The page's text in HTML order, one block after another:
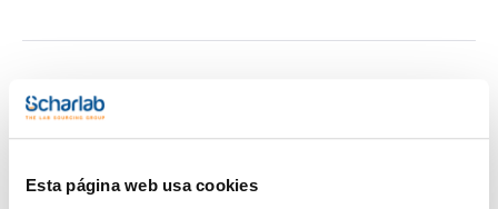
Esta página web usa cookies
sistema se calienta de forma rápida y uniforme. El método
- Eficiente: Homogeneidad gracias a la tecnología de
infrarrojos. Análisis en paralelo de hasta 4 muestras.
Datos técnicos:
Documentación técnica
TDS / Ficha técnica
descargas
COA